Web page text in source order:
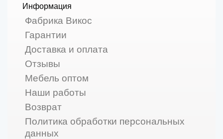
Информация
Фабрика Викос
Гарантии
Доставка и оплата
Отзывы
Мебель оптом
Наши работы
Возврат
Политика обработки персональных
данных